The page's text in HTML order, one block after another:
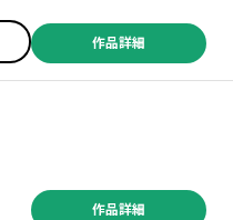
作品詳細
作品詳細